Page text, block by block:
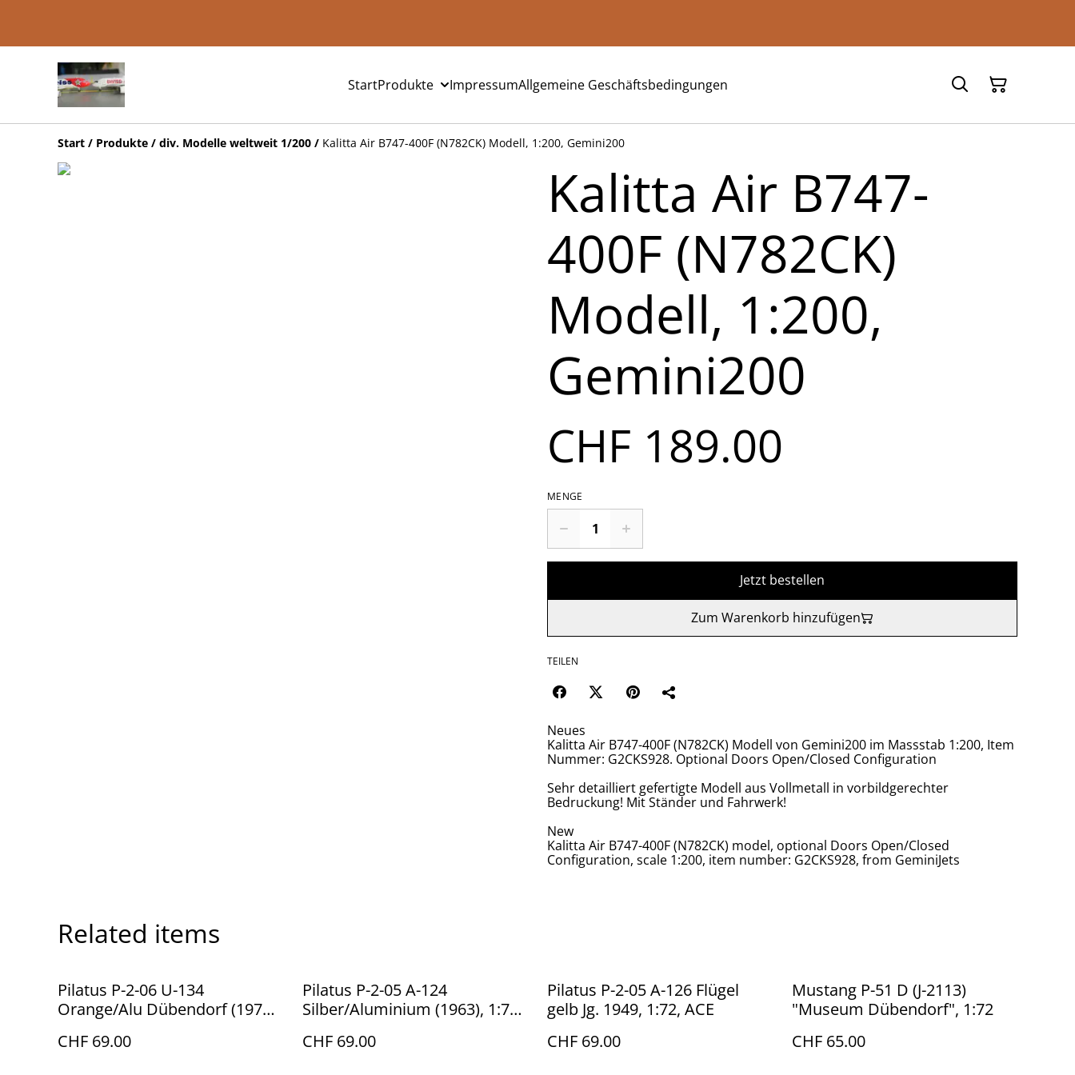
StartProdukte ImpressumAllgemeine Geschäftsbedingungen
Start / Produkte / div. Modelle weltweit 1/200 / Kalitta Air B747-400F (N782CK) Modell, 1:200, Gemini200
Kalitta Air B747-
400F (N782CK)
Modell, 1:200,
Gemini200
CHF 189.00
MENGE
Jetzt bestellen
Zum Warenkorb hinzufügen
TEILEN
Neues
Kalitta Air B747-400F (N782CK) Modell von Gemini200 im Massstab 1:200, Item
Nummer: G2CKS928. Optional Doors Open/Closed Configuration
Sehr detailliert gefertigte Modell aus Vollmetall in vorbildgerechter
Bedruckung! Mit Ständer und Fahrwerk!
New
Kalitta Air B747-400F (N782CK) model, optional Doors Open/Closed
Configuration, scale 1:200, item number: G2CKS928, from GeminiJets
Related items
Pilatus P-2-06 U-134
Orange/Alu Dübendorf (1970),
CHF 69.00
Pilatus P-2-05 A-124
Silber/Aluminium (1963), 1:72,
CHF 69.00
Pilatus P-2-05 A-126 Flügel
gelb Jg. 1949, 1:72, ACE
CHF 69.00
Mustang P-51 D (J-2113)
"Museum Dübendorf", 1:72
CHF 65.00